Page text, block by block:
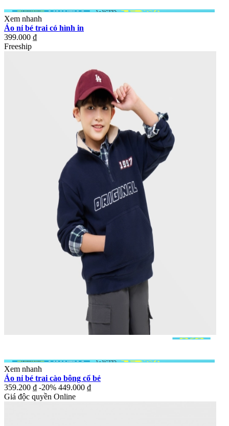
Xem nhanh
Áo nỉ bé trai có hình in
399.000 ₫
Freeship
Xem nhanh
Áo nỉ bé trai cào bông cổ bẻ
359.200 ₫ -20% 449.000 ₫
Giá độc quyền Online